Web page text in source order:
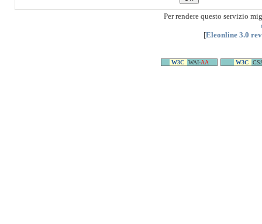
Per rendere questo servizio
[Eleonline 3.0
W3C WAI-AA W3C